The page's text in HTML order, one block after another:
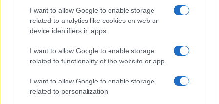
I want to allow Google to enable storage
related to analytics like cookies on web or
device identifiers in apps.
I want to allow Google to enable storage
related to functionality of the website or app.
I want to allow Google to enable storage
related to personalization.
Pontina: le indagini